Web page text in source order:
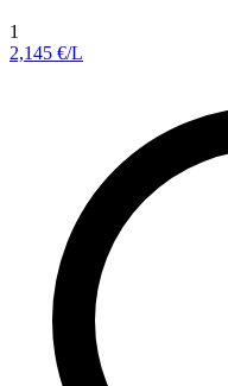
1
2,145 €/L